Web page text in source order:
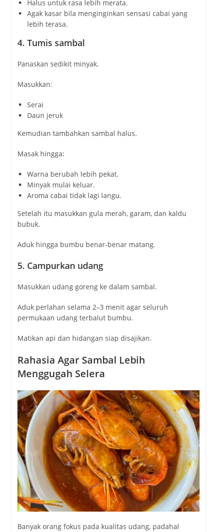
Halus untuk rasa lebih merata.
Agak kasar bila menginginkan sensasi cabai yang
lebih terasa.
4. Tumis sambal
Panaskan sedikit minyak.
Masukkan:
Serai
Daun jeruk
Kemudian tambahkan sambal halus.
Masak hingga:
Warna berubah lebih pekat.
Minyak mulai keluar.
Aroma cabai tidak lagi langu.
Setelah itu masukkan gula merah, garam, dan kaldu
bubuk.
Aduk hingga bumbu benar-benar matang.
5. Campurkan udang
Masukkan udang goreng ke dalam sambal.
Aduk perlahan selama 2–3 menit agar seluruh
permukaan udang terbalut bumbu.
Matikan api dan hidangan siap disajikan.
Rahasia Agar Sambal Lebih
Menggugah Selera
Banyak orang fokus pada kualitas udang, padahal